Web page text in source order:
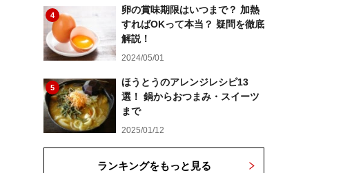
4
卵の賞味期限はいつまで？ 加熱
すればOKって本当？ 疑問を徹底
解説！
2024/05/01
5
ほうとうのアレンジレシピ13
選！ 鍋からおつまみ・スイーツ
まで
2025/01/12
ランキングをもっと見る